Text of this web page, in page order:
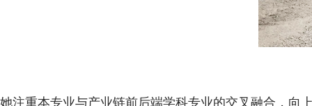
她注重本专业与产业链前后端学科专业的交叉融合，向